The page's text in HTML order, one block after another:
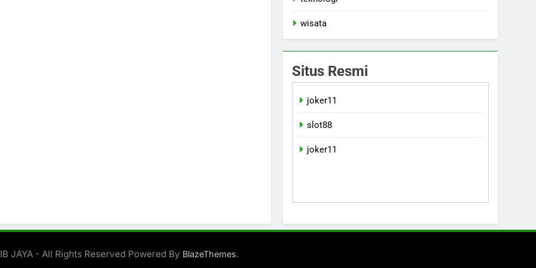
wisata
Situs Resmi
joker11
slot88
joker11
JAYA - All Rights Reserved Powered By BlazeThemes.